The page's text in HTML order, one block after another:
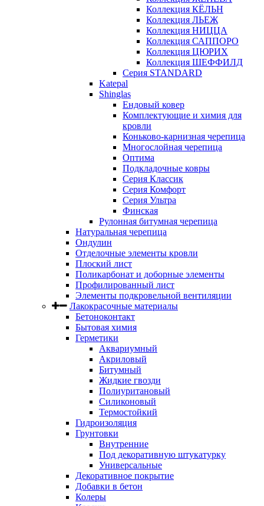
Коллекция КЁЛЬН
Коллекция ЛЬЕЖ
Коллекция НИЦЦА
Коллекция САППОРО
Коллекция ЦЮРИХ
Коллекция ШЕФФИЛД
Серия STANDARD
Katepal
Shinglas
Ендовый ковер
Комплектующие и химия для
кровли
Коньково-карнизная черепица
Многослойная черепица
Оптима
Подкладочные ковры
Серия Классик
Серия Комфорт
Серия Ультра
Финская
Рулонная битумная черепица
Натуральная черепица
Ондулин
Отделочные элементы кровли
Плоский лист
Поликарбонат и доборные элементы
Профилированный лист
Элементы подкровельной вентиляции
Лакокрасочные материалы
Бетоноконтакт
Бытовая химия
Герметики
Аквариумный
Акриловый
Битумный
Жидкие гвозди
Полиуритановый
Силиконовый
Термостойкий
Гидроизоляция
Грунтовки
Внутренние
Под декоративную штукатурку
Универсальные
Декоративное покрытие
Добавки в бетон
Колеры